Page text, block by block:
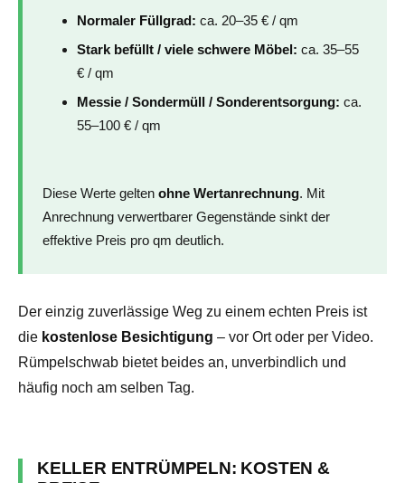
Normaler Füllgrad: ca. 20–35 € / qm
Stark befüllt / viele schwere Möbel: ca. 35–55
€ / qm
Messie / Sondermüll / Sonderentsorgung: ca.
55–100 € / qm
Diese Werte gelten ohne Wertanrechnung. Mit
Anrechnung verwertbarer Gegenstände sinkt der
effektive Preis pro qm deutlich.
Der einzig zuverlässige Weg zu einem echten Preis ist
die kostenlose Besichtigung – vor Ort oder per Video.
Rümpelschwab bietet beides an, unverbindlich und
häufig noch am selben Tag.
KELLER ENTRÜMPELN: KOSTEN &